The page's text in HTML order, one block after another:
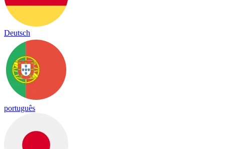
Deutsch
português